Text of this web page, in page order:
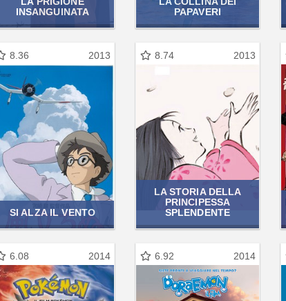
INSANGUINATA
PAPAVERI
8.36 2013
SI ALZA IL VENTO
8.74 2013
LA STORIA DELLA
PRINCIPESSA
SPLENDENTE
6.08 2014 6.92 2014